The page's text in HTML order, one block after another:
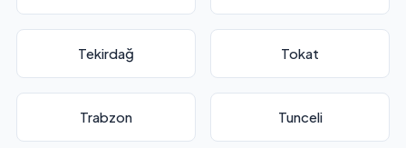
Tekirdağ Tokat
Trabzon Tunceli